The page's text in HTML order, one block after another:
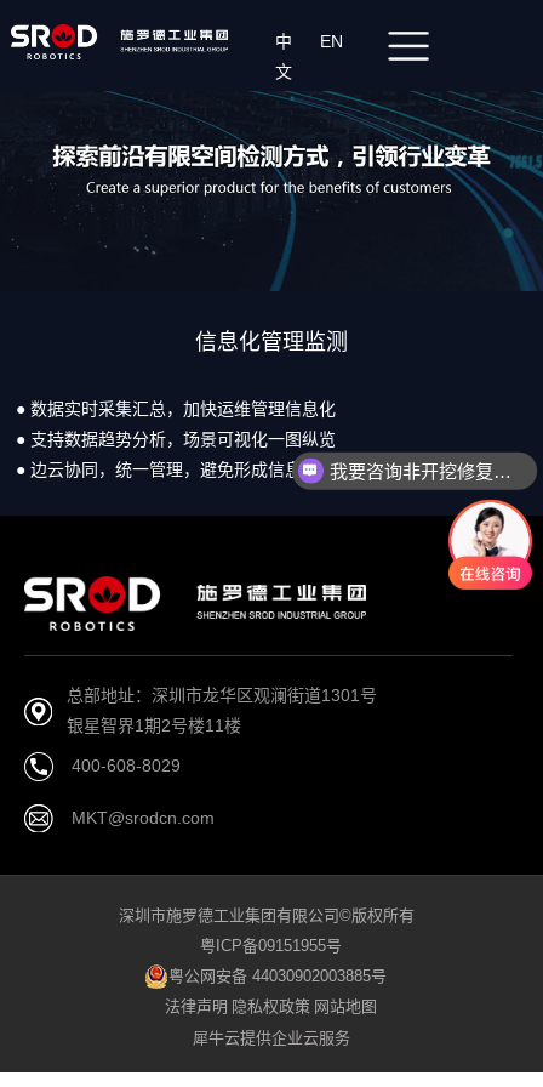
中
文
EN
信息化管理监测
● 数据实时采集汇总，加快运维管理信息化
● 支持数据趋势分析，场景可视化一图纵览
● 边云协同，统一管理，避免形成信息孤岛
总部地址：深圳市龙华区观澜街道1301号
银星智界1期2号楼11楼
400-608-8029
MKT@srodcn.com
深圳市施罗德工业集团有限公司©版权所有
粤ICP备09151955号
粤公网安备 44030902003885号
法律声明 隐私权政策 网站地图
犀牛云提供企业云服务